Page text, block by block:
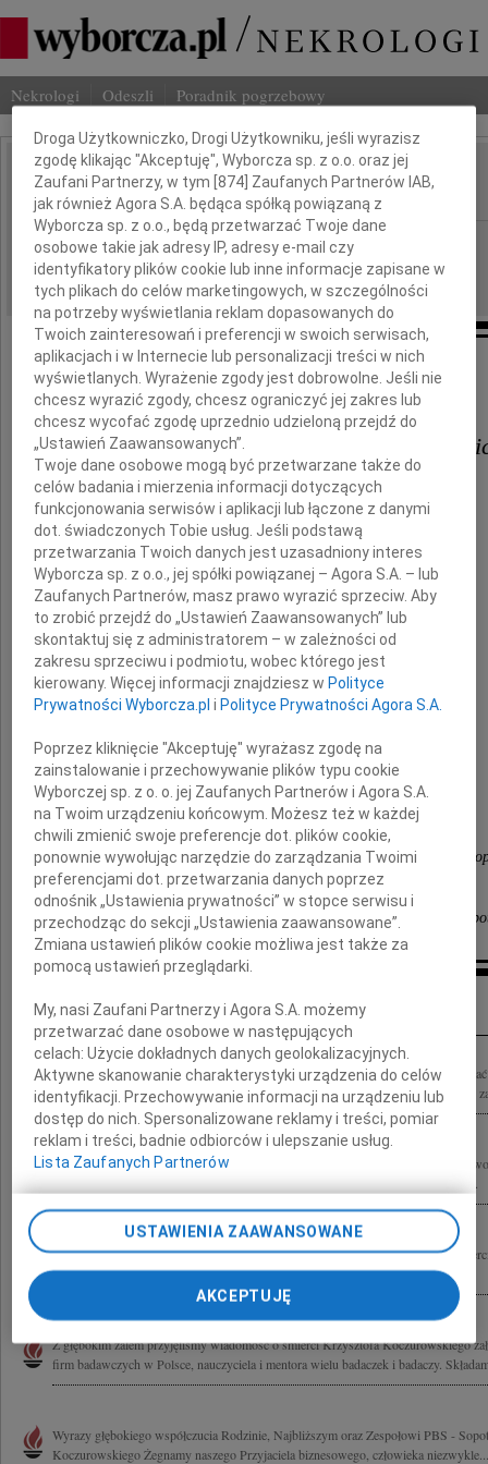
Nekrologi Odeszli Poradnik pogrzebowy
IMIĘ I NAZWISKO: Krzysztof Koczurowski
REGION: Gdańsk
DATA EMISJI: 21.03.2023
Pani
Kai Koczurowskiej-
prezes spółki Hipodrom Sopot
wyrazy głębokiego współczucia i
szczere kondolencje z powodu śmierci
Taty
składają
Jacek Karnowski, prezydent Sopotu
Magdalena Czarzyńska-Jachim, wiceprezydentka
Marcin Skwierawski, wiceprezydent Sopotu
Piotr Bagiński, przewodniczący Rady Miasta
Inne kondolencje
Boże, czemuś dał duszę, co snu musi żebrać - I życie, które można tak łatwo
ogromnym smutkiem przyjąłem wiadomość o śmierc Krzysztofa Koczurowskiego
Wyrazy głębokiego współczucia Rodzinie, Najbliższym oraz Zespołowi PBS z
Kai Koczurowskiej Wawrzkiewicz najgłębsze wyrazy współczucia z powodu
Pracownicy Spółki AQUA-Sopot Sp. z o.o.
Z głębokim żalem przyjęliśmy wiadomość o śmierci Krzysztofa Koczurowskiego
firm badawczych w Polsce, nauczyciela i mentora wielu badaczek i badaczy.
Wyrazy głębokiego współczucia Rodzinie, Najbliższym oraz Zespołowi PBS -
Koczurowskiego Żegnamy naszego Przyjaciela biznesowego, człowieka niezwykle...
Dbamy o Twoją prywatność
Droga Użytkowniczko, Drogi Użytkowniku, jeśli wyrazisz
zgodę klikając "Akceptuję", Wyborcza sp. z o.o. oraz jej
Zaufani Partnerzy, w tym [874 ] Zaufanych Partnerów IAB,
jak również Agora S.A. będąca spółką powiązaną z
Wyborcza sp. z o.o., będą przetwarzać Twoje dane
osobowe takie jak adresy IP, adresy e-mail czy
identyfikatory plików cookie lub inne informacje zapisane w
tych plikach do celów marketingowych, w szczególności
na potrzeby wyświetlania reklam dopasowanych do
Twoich zainteresowań i preferencji w swoich serwisach,
aplikacjach i w Internecie lub personalizacji treści w nich
wyświetlanych. Wyrażenie zgody jest dobrowolne. Jeśli nie
chcesz wyrazić zgody, chcesz ograniczyć jej zakres lub
chcesz wycofać zgodę uprzednio udzieloną przejdź do
„Ustawień Zaawansowanych”.
Twoje dane osobowe mogą być przetwarzane także do
celów badania i mierzenia informacji dotyczących
funkcjonowania serwisów i aplikacji lub łączone z danymi
dot. świadczonych Tobie usług. Jeśli podstawą
przetwarzania Twoich danych jest uzasadniony interes
Wyborcza sp. z o.o., jej spółki powiązanej – Agora S.A. – lub
Zaufanych Partnerów, masz prawo wyrazić sprzeciw. Aby
to zrobić przejdź do „Ustawień Zaawansowanych” lub
skontaktuj się z administratorem – w zależności od
zakresu sprzeciwu i podmiotu, wobec którego jest
kierowany. Więcej informacji znajdziesz w Polityce
Prywatności Wyborcza.pl i Polityce Prywatności Agora S.A.
Poprzez kliknięcie "Akceptuję" wyrażasz zgodę na
zainstalowanie i przechowywanie plików typu cookie
Wyborczej sp. z o. o. jej Zaufanych Partnerów i Agora S.A.
na Twoim urządzeniu końcowym. Możesz też w każdej
chwili zmienić swoje preferencje dot. plików cookie,
ponownie wywołując narzędzie do zarządzania Twoimi
preferencjami dot. przetwarzania danych poprzez
odnośnik „Ustawienia prywatności” w stopce serwisu i
przechodząc do sekcji „Ustawienia zaawansowane”.
Zmiana ustawień plików cookie możliwa jest także za
pomocą ustawień przeglądarki.
My, nasi Zaufani Partnerzy i Agora S.A. możemy
przetwarzać dane osobowe w następujących
celach:Użycie dokładnych danych geolokalizacyjnych.
Aktywne skanowanie charakterystyki urządzenia do celów
identyfikacji. Przechowywanie informacji na urządzeniu lub
dostęp do nich. Spersonalizowane reklamy i treści, pomiar
reklam i treści, badnie odbiorców i ulepszanie usług.
Lista Zaufanych Partnerów
USTAWIENIA ZAAWANSOWANE
AKCEPTUJĘ